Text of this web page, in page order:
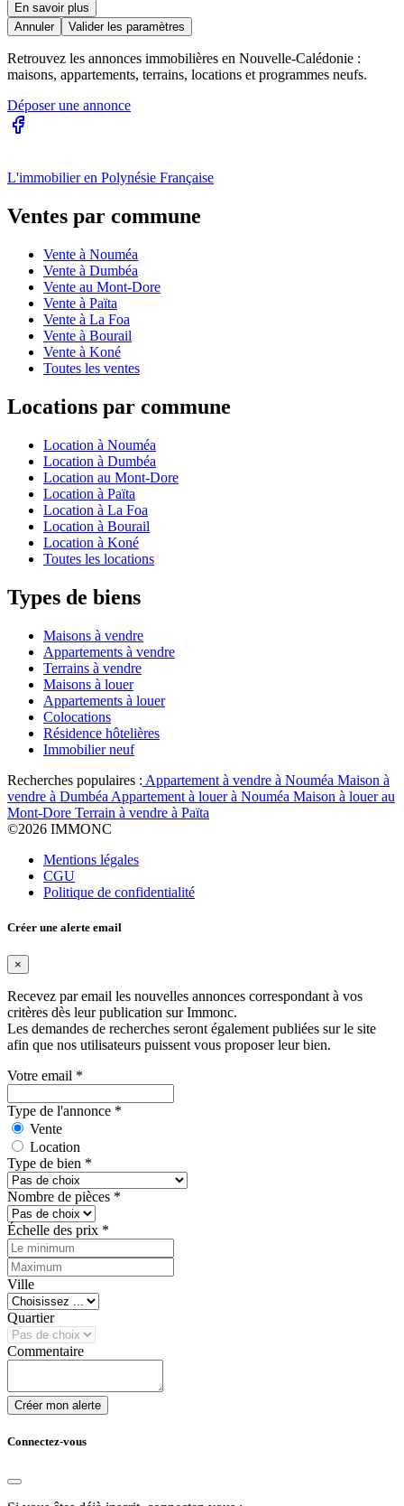
En savoir plus
Annuler
Valider les paramètres
Retrouvez les annonces immobilières en Nouvelle-Calédonie :
maisons, appartements, terrains, locations et programmes neufs.
Déposer une annonce
L'immobilier en Polynésie Française
Ventes par commune
Vente à Nouméa
Vente à Dumbéa
Vente au Mont-Dore
Vente à Païta
Vente à La Foa
Vente à Bourail
Vente à Koné
Toutes les ventes
Locations par commune
Location à Nouméa
Location à Dumbéa
Location au Mont-Dore
Location à Païta
Location à La Foa
Location à Bourail
Location à Koné
Toutes les locations
Types de biens
Maisons à vendre
Appartements à vendre
Terrains à vendre
Maisons à louer
Appartements à louer
Colocations
Résidence hôtelières
Immobilier neuf
Recherches populaires : Appartement à vendre à Nouméa Maison à
vendre à Dumbéa Appartement à louer à Nouméa Maison à louer au
Mont-Dore Terrain à vendre à Païta
©2026 IMMONC
Mentions légales
CGU
Politique de confidentialité
Créer une alerte email
×
Recevez par email les nouvelles annonces correspondant à vos
critères dès leur publication sur Immonc.
Les demandes de recherches seront également publiées sur le site
afin que nos utilisateurs puissent vous proposer leur bien.
Votre email *
Type de l'annonce *
Vente
Location
Type de bien *
Nombre de pièces *
Échelle des prix *
Ville
Quartier
Commentaire
Créer mon alerte
Connectez-vous